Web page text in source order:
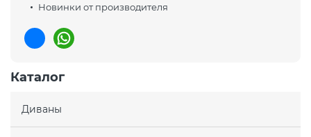
Новинки от производителя
Каталог
Диваны